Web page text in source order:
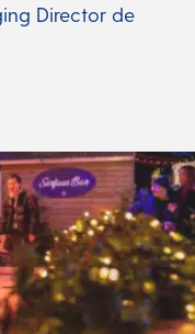
Director de